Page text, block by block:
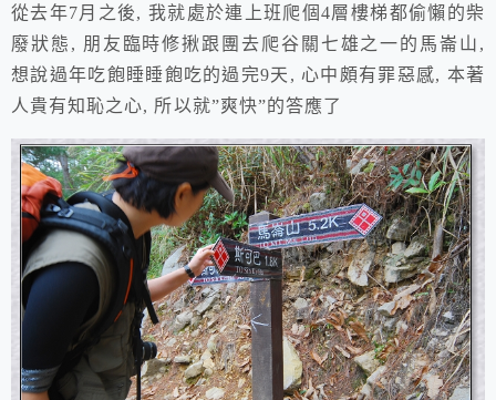
從去年7月之後, 我就處於連上班爬個4層樓梯都偷懶的柴
廢狀態, 朋友臨時修揪跟團去爬谷關七雄之一的馬崙山,
想說過年吃飽睡睡飽吃的過完9天, 心中頗有罪惡感, 本著
人貴有知恥之心, 所以就”爽快”的答應了